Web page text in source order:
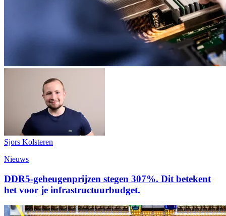
Sjors Kolsteren
Nieuws
DDR5-geheugenprijzen stegen 307%. Dit betekent
het voor je infrastructuurbudget.